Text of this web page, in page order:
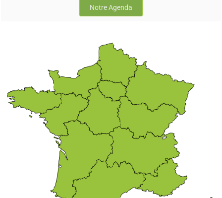
Notre Agenda